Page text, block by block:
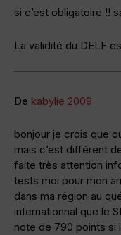
si c’est obligatoire !!
La validité du DELF
De kabylie 2009
bonjour je crois que
mais c’est différent
faite très attention
tests moi pour mon
dans ma région au
internationnal que le
note de 790 points si